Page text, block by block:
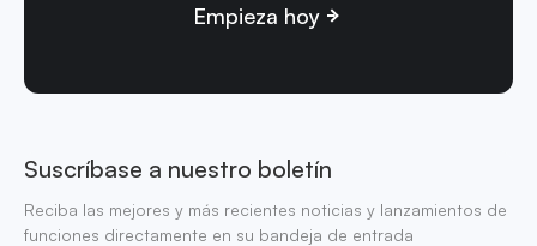
Empieza hoy
Suscríbase a nuestro boletín
Reciba las mejores y más recientes noticias y lanzamientos de
funciones directamente en su bandeja de entrada